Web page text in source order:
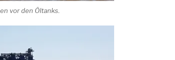
vor den Öltanks.